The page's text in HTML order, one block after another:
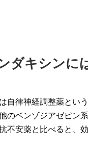
ダキシンに
自律神経調整薬とい
のベンゾジアゼピン
不安薬と比べると、